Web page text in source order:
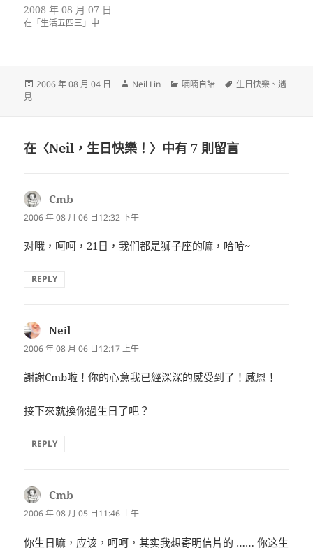
2008 年 08 月 07 日
在「生活五四三」中
發
2006 年 08 月 04 日
作
Neil Lin
分
喃喃自語
標
生日快樂 、遇
見
在〈Neil，生日快樂！〉中有 7 則留言
Cmb
示:
2006 年 08 月 06 日12:32 下午
对哦，呵呵，21日，我们都是狮子座的嘛，哈哈~
REPLY
Neil
示:
2006 年 08 月 06 日12:17 上午
謝謝Cmb啦！你的心意我已經深深的感受到了！感恩！
接下來就換你過生日了吧？
REPLY
Cmb
示:
2006 年 08 月 05 日11:46 上午
你生日嘛，应该，呵呵，其实我想寄明信片的 …… 你这生